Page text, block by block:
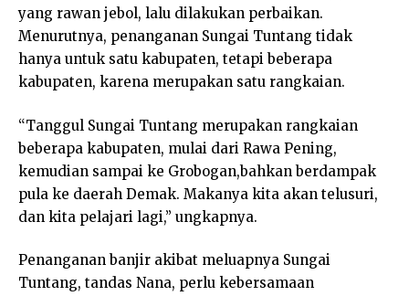
yang rawan jebol, lalu dilakukan perbaikan.
Menurutnya, penanganan Sungai Tuntang tidak
hanya untuk satu kabupaten, tetapi beberapa
kabupaten, karena merupakan satu rangkaian.
“Tanggul Sungai Tuntang merupakan rangkaian
beberapa kabupaten, mulai dari Rawa Pening,
kemudian sampai ke Grobogan,bahkan berdampak
pula ke daerah Demak. Makanya kita akan telusuri,
dan kita pelajari lagi,” ungkapnya.
Penanganan banjir akibat meluapnya Sungai
Tuntang, tandas Nana, perlu kebersamaan